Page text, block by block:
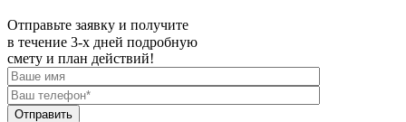
Отправьте заявку и получите
в течение 3-х дней подробную
смету и план действий!